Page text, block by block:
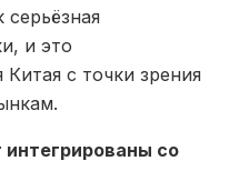
и это
с точки зрения
со